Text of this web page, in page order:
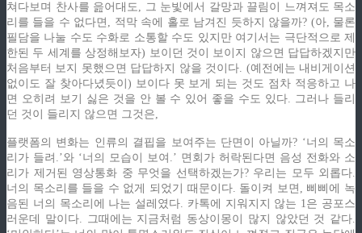
쳐다보며 찬사를 읊어대도, 그 눈빛에서 갈망과 끌림이 느껴져도 목소
리를 들을 수 없다면, 적막 속에 홀로 남겨진 듯하지 않을까? (아, 물론
필담을 나눌 수도 수화로 소통할 수도 있지만 여기서는 극단적으로 제
한된 두 세계를 상정해보자) 보이던 것이 보이지 않으면 답답하겠지만
처음부터 보지 못했으면 답답하지 않을 것이다. (예전에는 내비게이션
없이도 잘 찾아다녔듯이) 보이다 못 보게 되는 것도 점차 적응하고 나
면 오히려 보기 싫은 것을 안 볼 수 있어 좋을 수도 있다. 그러나 들리
던 것이 들리지 않으면 그것은,
플랫폼의 변화는 인류의 결핍을 보여주는 단면이 아닐까? ‘너의 목소
리가 들려.’와 ‘너의 모습이 보여.’ 면회가 허락된다면 음성 전화와 소
리가 제거된 영상통화 중 무엇을 선택하겠는가? 우리는 모두 외롭다.
너의 목소리를 들을 수 없게 되었기 때문이다. 돌이켜 보면, 삐삐에 녹
음된 너의 목소리에 나는 설레였다. 카톡에 지워지지 않는 1은 공포스
러운데 말이다. 그때에는 지금처럼 동상이몽이 많지 않았던 것 같다.